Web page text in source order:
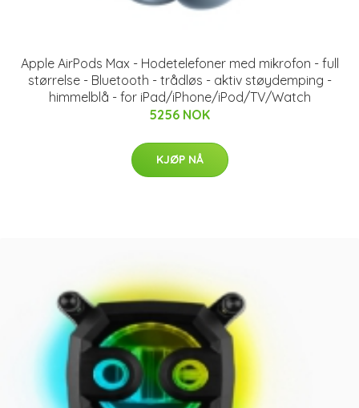
Apple AirPods Max - Hodetelefoner med mikrofon - full
størrelse - Bluetooth - trådløs - aktiv støydemping -
himmelblå - for iPad/iPhone/iPod/TV/Watch
5256 NOK
KJØP NÅ